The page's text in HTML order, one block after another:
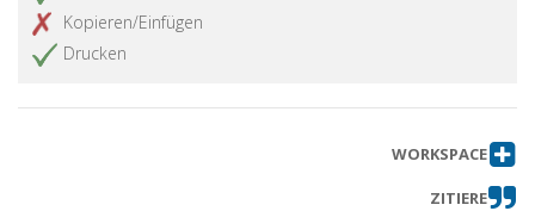
Presentazione del CeRDEM-Centro di
Ricerche e Documentazione
Cesare Colafemmina : un progetto e
Kopieren/Einfügen
Drucken
WORKSPACE
ZITIERE